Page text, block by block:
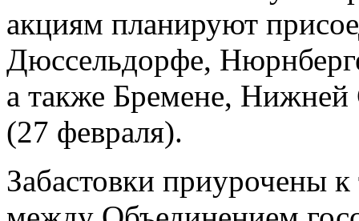
акциям планируют
Дюссельдорфе,
а также Бремене,
(27 февраля).
Забастовки приурочены